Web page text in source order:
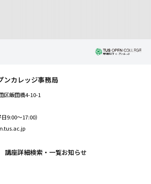
ンカレッジ事務局
区飯田橋4-10-1
9:00～17:00）
講座詳細検索・一覧お知らせ